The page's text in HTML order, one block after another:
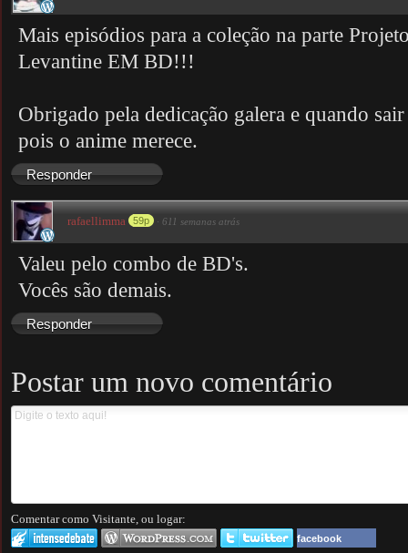
Mais episódios para a coleção na parte
Levantine EM BD!!!
Obrigado pela dedicação galera e quando
pois o anime merece.
Responder
rafaellimma 59p · 611 semanas atrás
Valeu pelo combo de BD's.
Vocês são demais.
Responder
Postar um novo comentário
Comentar como Visitante, ou logar:
facebook